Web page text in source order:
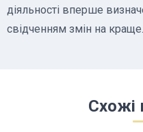
діяльності вперше
свідченням змін на краще.
Схожі